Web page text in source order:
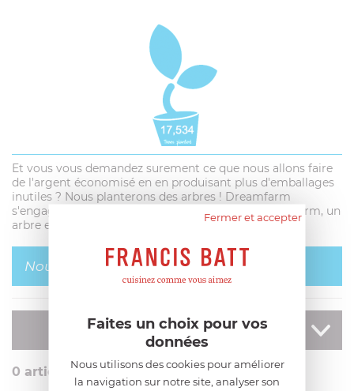
Et vous vous demandez surement ce que nous allons faire
de l'argent économisé en en produisant plus d'emballages
inutiles ? Nous planterons des arbres ! Dreamfarm
s'engage ! Lorsque vous achetez un produit Dreamfarm, un
arbre est planté pour vous !
Nous plantons des arbres !
AFFINER
votre recherche
0 article
Fermer et accepter
Faites un choix pour vos
données
Nous utilisons des cookies pour améliorer
la navigation sur notre site, analyser son